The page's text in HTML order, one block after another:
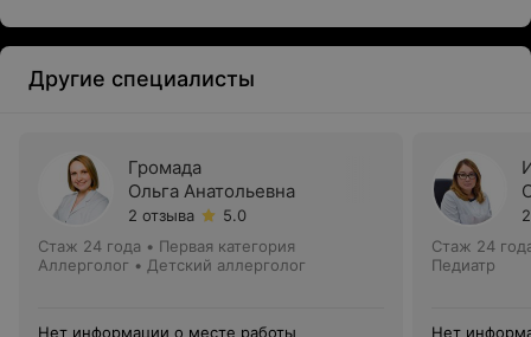
Другие специалисты
Громада
Ольга Анатольевна
2 отзыва
5.0
Стаж 24 года • Первая категория
Аллерголог • Детский аллерголог
Нет информации о месте работы
Стаж 24
Педиатр
Нет